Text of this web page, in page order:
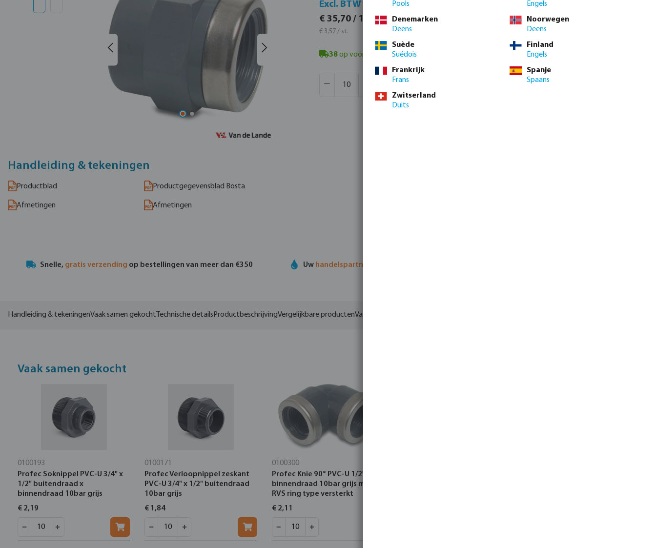
Handleiding & tekeningen
Productblad Productgegevensblad Bosta
Afmetingen Afmetingen
Excl. BTW
€ 35,70 / 10 st.
€ 3,57 / st.
€ 43,20 / 10 st.
38op voorraad in Veghel, NL - minimale levertijd: 1-2 werkdag(en)
Producthoeveelheid: Voer de gewenste hoeveelheid in of gebruik de knoppen om de
Verpakt per:
MSQ:
10 st.
Voeg toe aan winkelmandje
Snelle, gratis verzending op bestellingen van meer dan €350 Uw handelspartner
Handleiding & tekeningenVaak samen gekocht Technische details ProductbeschrijvingVergelijkbare productenVarianten
Vaak samen gekocht
0100193
Profec Soknippel PVC-U 3/4" x
1/2" buitendraad x
binnendraad 10bar grijs
€ 2,19
0100171
Profec Verloopnippel zeskant
PVC-U 3/4" x 1/2" buitendraad
10bar grijs
€ 1,84
0100300
Profec Knie 90° PVC-U 1/2"
binnendraad 10bar grijs met
RVS ring type versterkt
€ 2,11
Pools
Engels
Denemarken
Deens
Noorwegen
Deens
Suède
Suédois
Finland
Engels
Frankrijk
Frans
Spanje
Spaans
Zwitserland
Duits